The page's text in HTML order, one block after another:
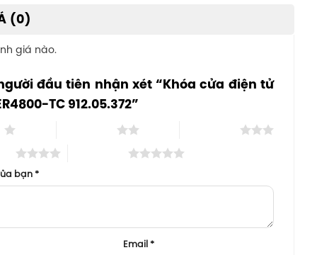
(0)
giá nào.
đầu tiên nhận xét “Khóa cửa điện tử
TC 912.05.372”
bạn*
Email*